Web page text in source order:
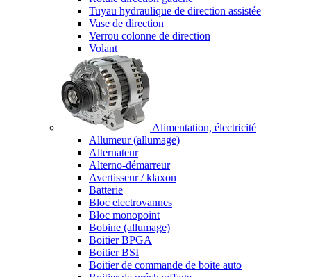
Tuyau hydraulique de direction assistée
Vase de direction
Verrou colonne de direction
Volant
Alimentation, électricité
Allumeur (allumage)
Alternateur
Alterno-démarreur
Avertisseur / klaxon
Batterie
Bloc electrovannes
Bloc monopoint
Bobine (allumage)
Boitier BPGA
Boitier BSI
Boitier de commande de boite auto